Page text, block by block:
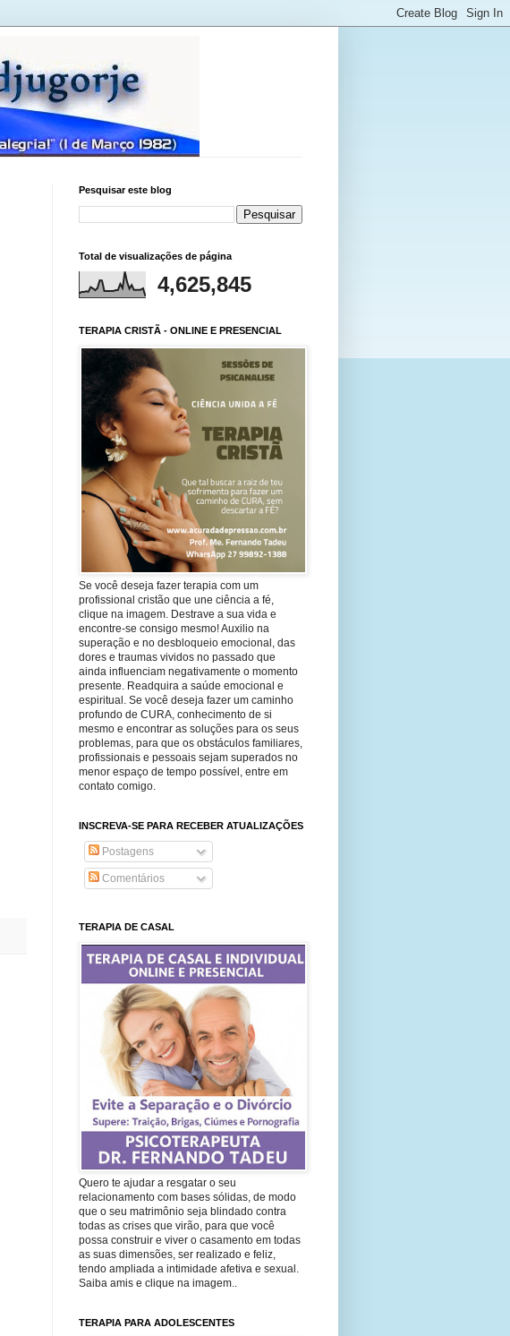
Pesquisar este blog
Total de visualizações de página
4,625,845
TERAPIA CRISTÃ - ONLINE E PRESENCIAL
Se você deseja fazer terapia com um
profissional cristão que une ciência a fé,
clique na imagem. Destrave a sua vida e
encontre-se consigo mesmo! Auxilio na
superação e no desbloqueio emocional, das
dores e traumas vividos no passado que
ainda influenciam negativamente o momento
presente. Readquira a saúde emocional e
espiritual. Se você deseja fazer um caminho
profundo de CURA, conhecimento de si
mesmo e encontrar as soluções para os seus
problemas, para que os obstáculos familiares,
profissionais e pessoais sejam superados no
menor espaço de tempo possível, entre em
contato comigo.
INSCREVA-SE PARA RECEBER ATUALIZAÇÕES
Postagens
Comentários
TERAPIA DE CASAL
Quero te ajudar a resgatar o seu
relacionamento com bases sólidas, de modo
que o seu matrimônio seja blindado contra
todas as crises que virão, para que você
possa construir e viver o casamento em todas
as suas dimensões, ser realizado e feliz,
tendo ampliada a intimidade afetiva e sexual.
Saiba amis e clique na imagem..
TERAPIA PARA ADOLESCENTES